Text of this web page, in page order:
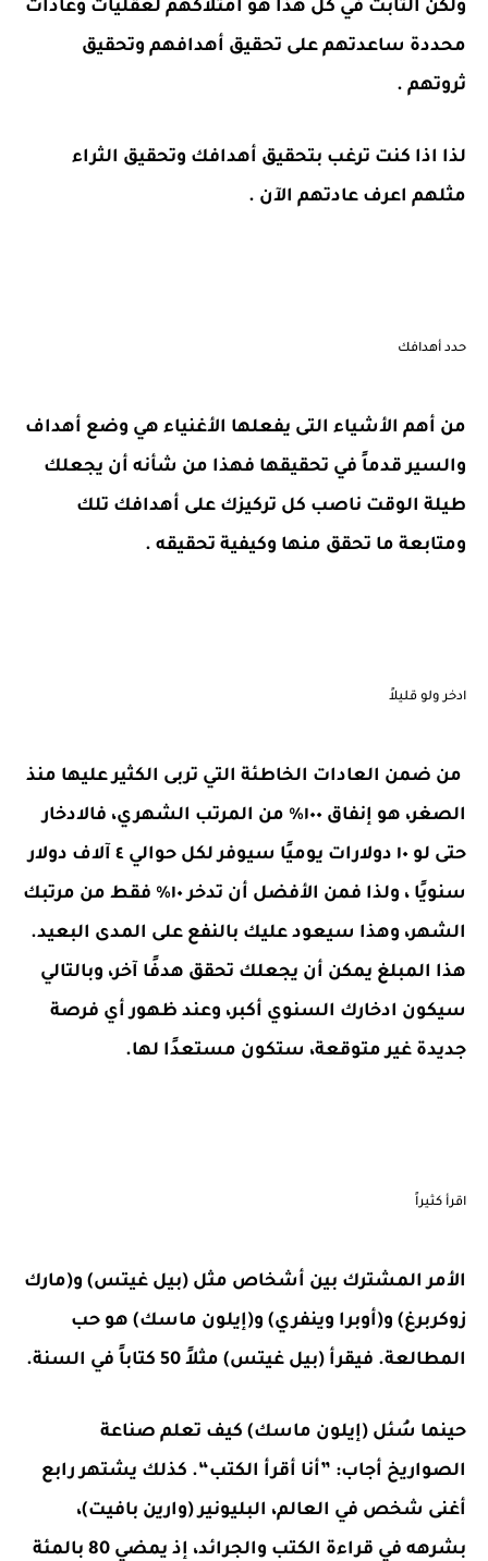
ولكن الثابت في كل هذا هو امتلاكهم لعقليات وعادات
محددة ساعدتهم على تحقيق أهدافهم وتحقيق
ثروتهم .
لذا اذا كنت ترغب بتحقيق أهدافك وتحقيق الثراء
مثلهم اعرف عادتهم الآن .
حدد أهدافك
من أهم الأشياء التى يفعلها الأغنياء هي وضع أهداف
والسير قدماً في تحقيقها فهذا من شأنه أن يجعلك
طيلة الوقت ناصب كل تركيزك على أهدافك تلك
ومتابعة ما تحقق منها وكيفية تحقيقه .
ادخر ولو قليلاً
من ضمن العادات الخاطئة التي تربى الكثير عليها منذ
الصغر، هو إنفاق ١٠٠٪ من المرتب الشهري، فالادخار
حتى لو ١٠ دولارات يوميًا سيوفر لكل حوالي ٤ آلاف دولار
سنويًا ، ولذا فمن الأفضل أن تدخر ١٠٪ فقط من مرتبك
الشهر، وهذا سيعود عليك بالنفع على المدى البعيد.
هذا المبلغ يمكن أن يجعلك تحقق هدفًا آخر، وبالتالي
سيكون ادخارك السنوي أكبر، وعند ظهور أي فرصة
جديدة غير متوقعة، ستكون مستعدًا لها.
اقرأ كثيراً
الأمر المشترك بين أشخاص مثل (بيل غيتس) و(مارك
زوكربرغ) و(أوبرا وينفري) و(إيلون ماسك) هو حب
المطالعة. فيقرأ (بيل غيتس) مثلاً 50 كتاباً في السنة.
حينما سُئل (إيلون ماسك) كيف تعلم صناعة
الصواريخ أجاب: ”أنا أقرأ الكتب“. كذلك يشتهر رابع
أغنى شخص في العالم، البليونير (وارين بافيت)،
بشرهه في قراءة الكتب والجرائد، إذ يمضي 80 بالمئة